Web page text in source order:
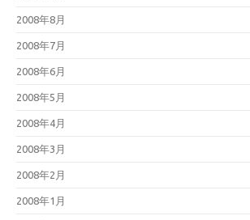
2008年8月
2008年7月
2008年6月
2008年5月
2008年4月
2008年3月
2008年2月
2008年1月